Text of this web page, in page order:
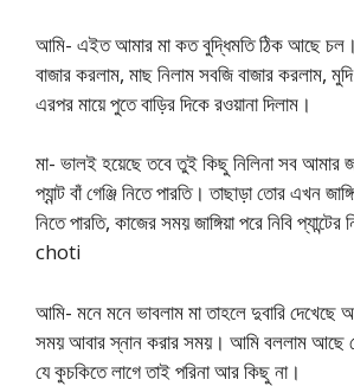
আমি- এইত আমার মা কত বুদ্ধিমতি ঠিক আছে
বাজার করলাম, মাছ নিলাম সবজি বাজার করলাম,
এরপর মায়ে পুতে বাড়ির দিকে রওয়ানা দিলাম।
মা- ভালই হয়েছে তবে তুই কিছু নিলিনা সব আমার
প্যান্ট বাঁ গেঞ্জি নিতে পারতি। তাছাড়া তোর এখন
নিতে পারতি, কাজের সময় জাঙ্গিয়া পরে নিবি
choti
আমি- মনে মনে ভাবলাম মা তাহলে দুবারি দেখেছে
সময় আবার স্নান করার সময়। আমি বললাম
যে কুচকিতে লাগে তাই পরিনা আর কিছু না।